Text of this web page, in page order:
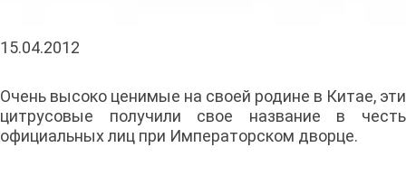
15.04.2012
Очень высоко ценимые на своей родине в Китае, эти
цитрусовые получили свое название в честь
официальных лиц при Императорском дворце.